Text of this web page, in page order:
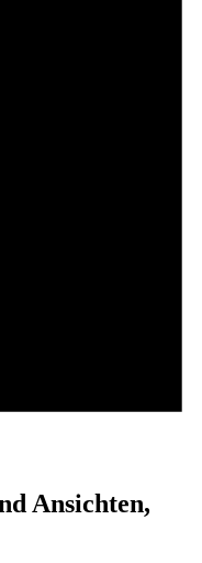
Ansichten,